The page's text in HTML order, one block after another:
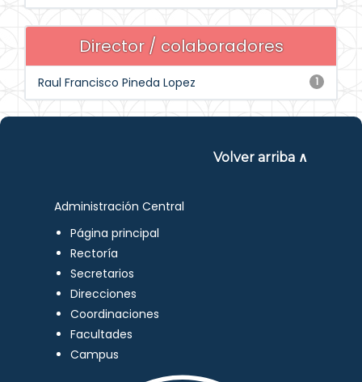
Director / colaboradores
1
Raul Francisco Pineda Lopez
Volver arriba ∧
Administración Central
Página principal
Rectoría
Secretarios
Direcciones
Coordinaciones
Facultades
Campus